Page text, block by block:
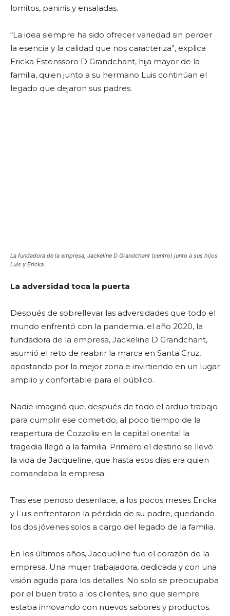
lomitos, paninis y ensaladas.
“La idea siempre ha sido ofrecer variedad sin perder
la esencia y la calidad que nos caracteriza”, explica
Ericka Estenssoro D Grandchant, hija mayor de la
familia, quien junto a su hermano Luis continúan el
legado que dejaron sus padres.
La fundadora de la empresa, Jackeline D Grandchant (centro) junto a sus hijos
Luis y Ericka.
La adversidad toca la puerta
Después de sobrellevar las adversidades que todo el
mundo enfrentó con la pandemia, el año 2020, la
fundadora de la empresa, Jackeline D Grandchant,
asumió el reto de reabrir la marca en Santa Cruz,
apostando por la mejor zona e invirtiendo en un lugar
amplio y confortable para el público.
Nadie imaginó que, después de todo el arduo trabajo
para cumplir ese cometido, al poco tiempo de la
reapertura de Cozzolisi en la capital oriental la
tragedia llegó a la familia. Primero el destino se llevó
la vida de Jacqueline, que hasta esos días era quien
comandaba la empresa.
Tras ese penoso desenlace, a los pocos meses Ericka
y Luis enfrentaron la pérdida de su padre, quedando
los dos jóvenes solos a cargo del legado de la familia.
En los últimos años, Jacqueline fue el corazón de la
empresa. Una mujer trabajadora, dedicada y con una
visión aguda para los detalles. No solo se preocupaba
por el buen trato a los clientes, sino que siempre
estaba innovando con nuevos sabores y productos.